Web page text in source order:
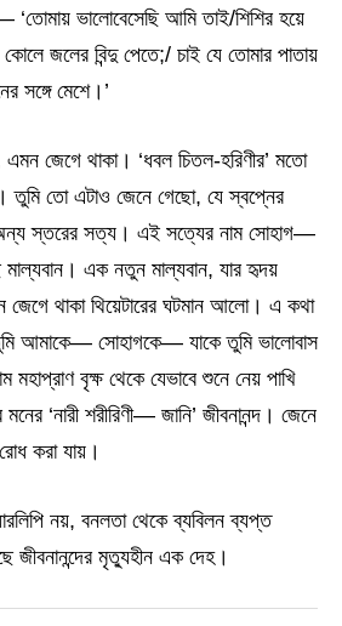
‘তোমায় ভালোবেসেছি আমি তাই/শিশির হয়ে
জলের বিন্দু পেতে;/ চাই যে তোমার পাতায়
সঙ্গে মেশে।’
জেগে থাকা। ‘ধবল চিতল-হরিণীর’ মতো
তুমি তো এটাও জেনে গেছো, যে স্বপ্নের
স্তরের সত্য। এই সত্যের নাম সোহাগ—
মাল্যবান। এক নতুন মাল্যবান, যার হৃদয়
জেগে থাকা থিয়েটারের ঘটমান আলো। এ কথা
আমাকে— সোহাগকে— যাকে তুমি ভালোবাস
মহাপ্রাণ বৃক্ষ থেকে যেভাবে শুনে নেয় পাখি
‘নারী শরীরিণী— জানি’ জীবনানন্দ। জেনে
করা যায়।
নয়, বনলতা থেকে ব্যবিলন ব্যপ্ত
জীবনানন্দের মৃত্যুহীন এক দেহ।